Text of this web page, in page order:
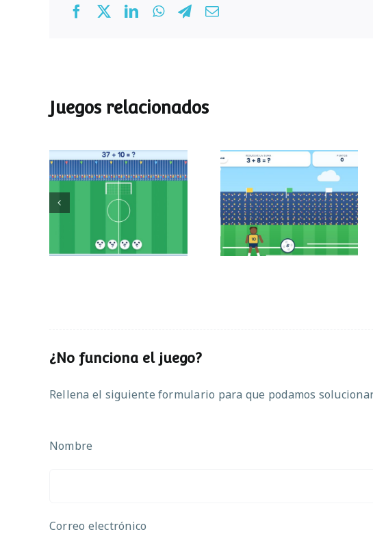
Juegos relacionados
Mundial de
operaciones
Partido de sumas
¿No funciona el juego?
Rellena el siguiente formulario para que podamos
Nombre
Correo electrónico